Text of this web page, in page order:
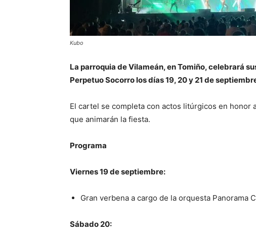
Kubo
La parroquia de Vilameán, en Tomiño, celebrará
Perpetuo Socorro los días 19, 20 y 21 de
El cartel se completa con actos litúrgicos en honor
que animarán la fiesta.
Programa
Viernes 19 de septiembre:
Gran verbena a cargo de la orquesta Panorama
Sábado 20: